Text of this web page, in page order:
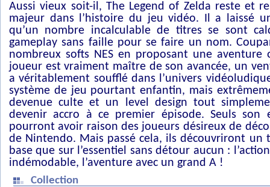
Aussi vieux soit-il, The Legend of Zelda reste et
majeur dans l’histoire du jeu vidéo. Il a laissé
qu’un nombre incalculable de titres se sont
gameplay sans faille pour se faire un nom.
nombreux softs NES en proposant une aventure
joueur est vraiment maître de son avancée, un
a véritablement soufflé dans l’univers
système de jeu pourtant enfantin, mais
devenue culte et un level design tout
devenir accro à ce premier épisode. Seuls
pourront avoir raison des joueurs désireux de
de Nintendo. Mais passé cela, ils découvriront un
base que sur l’essentiel sans détour aucun :
indémodable, l’aventure avec un grand A !
Collection